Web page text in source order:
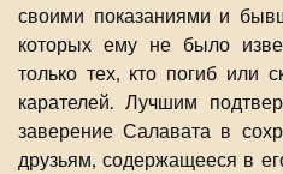
своими показаниями и
которых ему не было
только тех, кто погиб или
карателей. Лучшим
заверение Салавата в
друзьям, содержащееся в